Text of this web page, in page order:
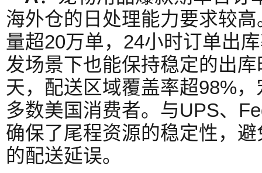
海外仓的日处理能力要求较
量超20万单，24小时订单出
发场景下也能保持稳定的出
天，配送区域覆盖率超98%
多数美国消费者。与UPS、
确保了尾程资源的稳定性，
的配送延误。